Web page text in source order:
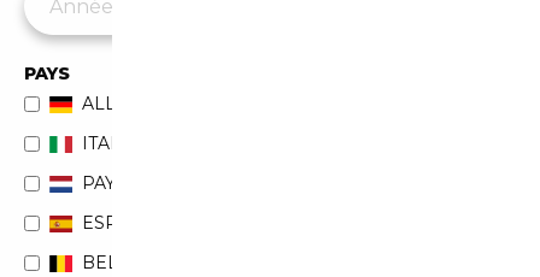
PAYS
ALLEMAGNE
ITALIE
PAYS-BAS
ESPAGNE
BELGIQUE